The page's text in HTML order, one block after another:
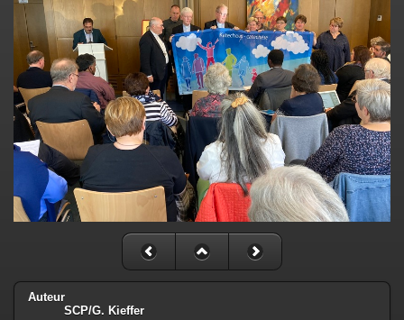
Auteur
SCP/G. Kieffer